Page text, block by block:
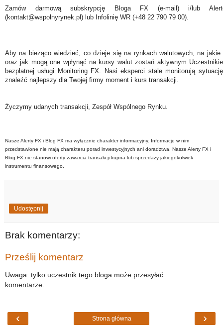
Zamów darmową subskrypcję Bloga FX (e-mail) i/lub
(kontakt@wspolnyrynek.pl) lub Infolinię WR (+48 22 790 79 00).
Aby na bieżąco wiedzieć, co dzieje się na rynkach walutowych, na
oraz jak mogą one wpłynąć na kursy walut zostań aktywnym
bezpłatnej usługi Monitoring FX. Nasi eksperci stale monitorują
znaleźć najlepszy dla Twojej firmy moment i kurs transakcji.
Życzymy udanych transakcji, Zespół Wspólnego Rynku.
Nasze Alerty FX i Blog FX ma wyłącznie charakter informacyjny. Informacje w nim
przedstawione nie mają charakteru porad inwestycyjnych ani doradztwa. Nasze Alerty FX i
Blog FX nie stanowi oferty zawarcia transakcji kupna lub sprzedaży jakiegokolwiek
instrumentu finansowego.
Udostępnij
Brak komentarzy:
Prześlij komentarz
Uwaga: tylko uczestnik tego bloga może przesyłać
komentarze.
‹ ›
Strona główna